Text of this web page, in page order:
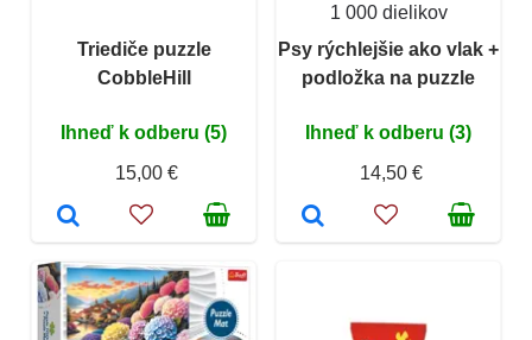
Triediče puzzle
CobbleHill
Ihneď k odberu (5)
15,00 €
1 000 dielikov
Psy rýchlejšie ako vlak +
podložka na puzzle
Ihneď k odberu (3)
14,50 €